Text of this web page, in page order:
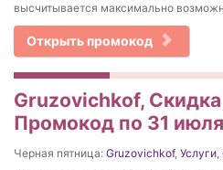
высчитывается максимально
Открыть промокод
Gruzovichkof, Скидка
Промокод по 31
Черная пятница: Gruzovichkof, Услуги,